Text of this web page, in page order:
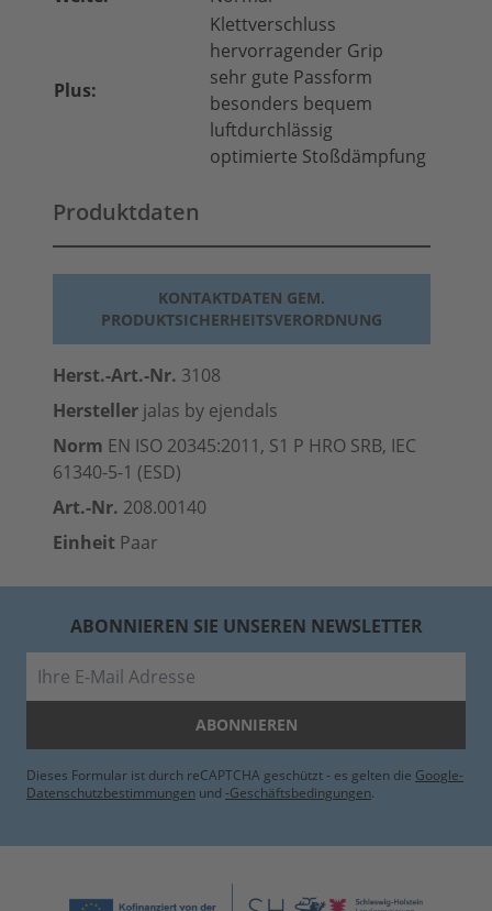
Plus:
Klettverschluss
hervorragender Grip
sehr gute Passform
besonders bequem
luftdurchlässig
optimierte Stoßdämpfung
Produktdaten
KONTAKTDATEN GEM.
PRODUKTSICHERHEITSVERORDNUNG
Herst.-Art.-Nr. 3108
Hersteller jalas by ejendals
Norm EN ISO 20345:2011, S1 P HRO SRB, IEC
61340-5-1 (ESD)
Art.-Nr. 208.00140
Einheit Paar
ABONNIEREN SIE UNSEREN NEWSLETTER
ABONNIEREN
Dieses Formular ist durch reCAPTCHA geschützt - es gelten die Google-
Datenschutzbestimmungen und -Geschäftsbedingungen.